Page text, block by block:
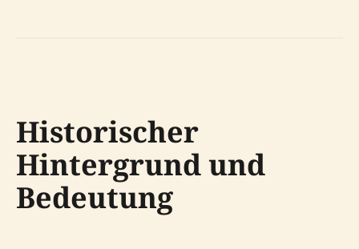
Historischer
Hintergrund und
Bedeutung